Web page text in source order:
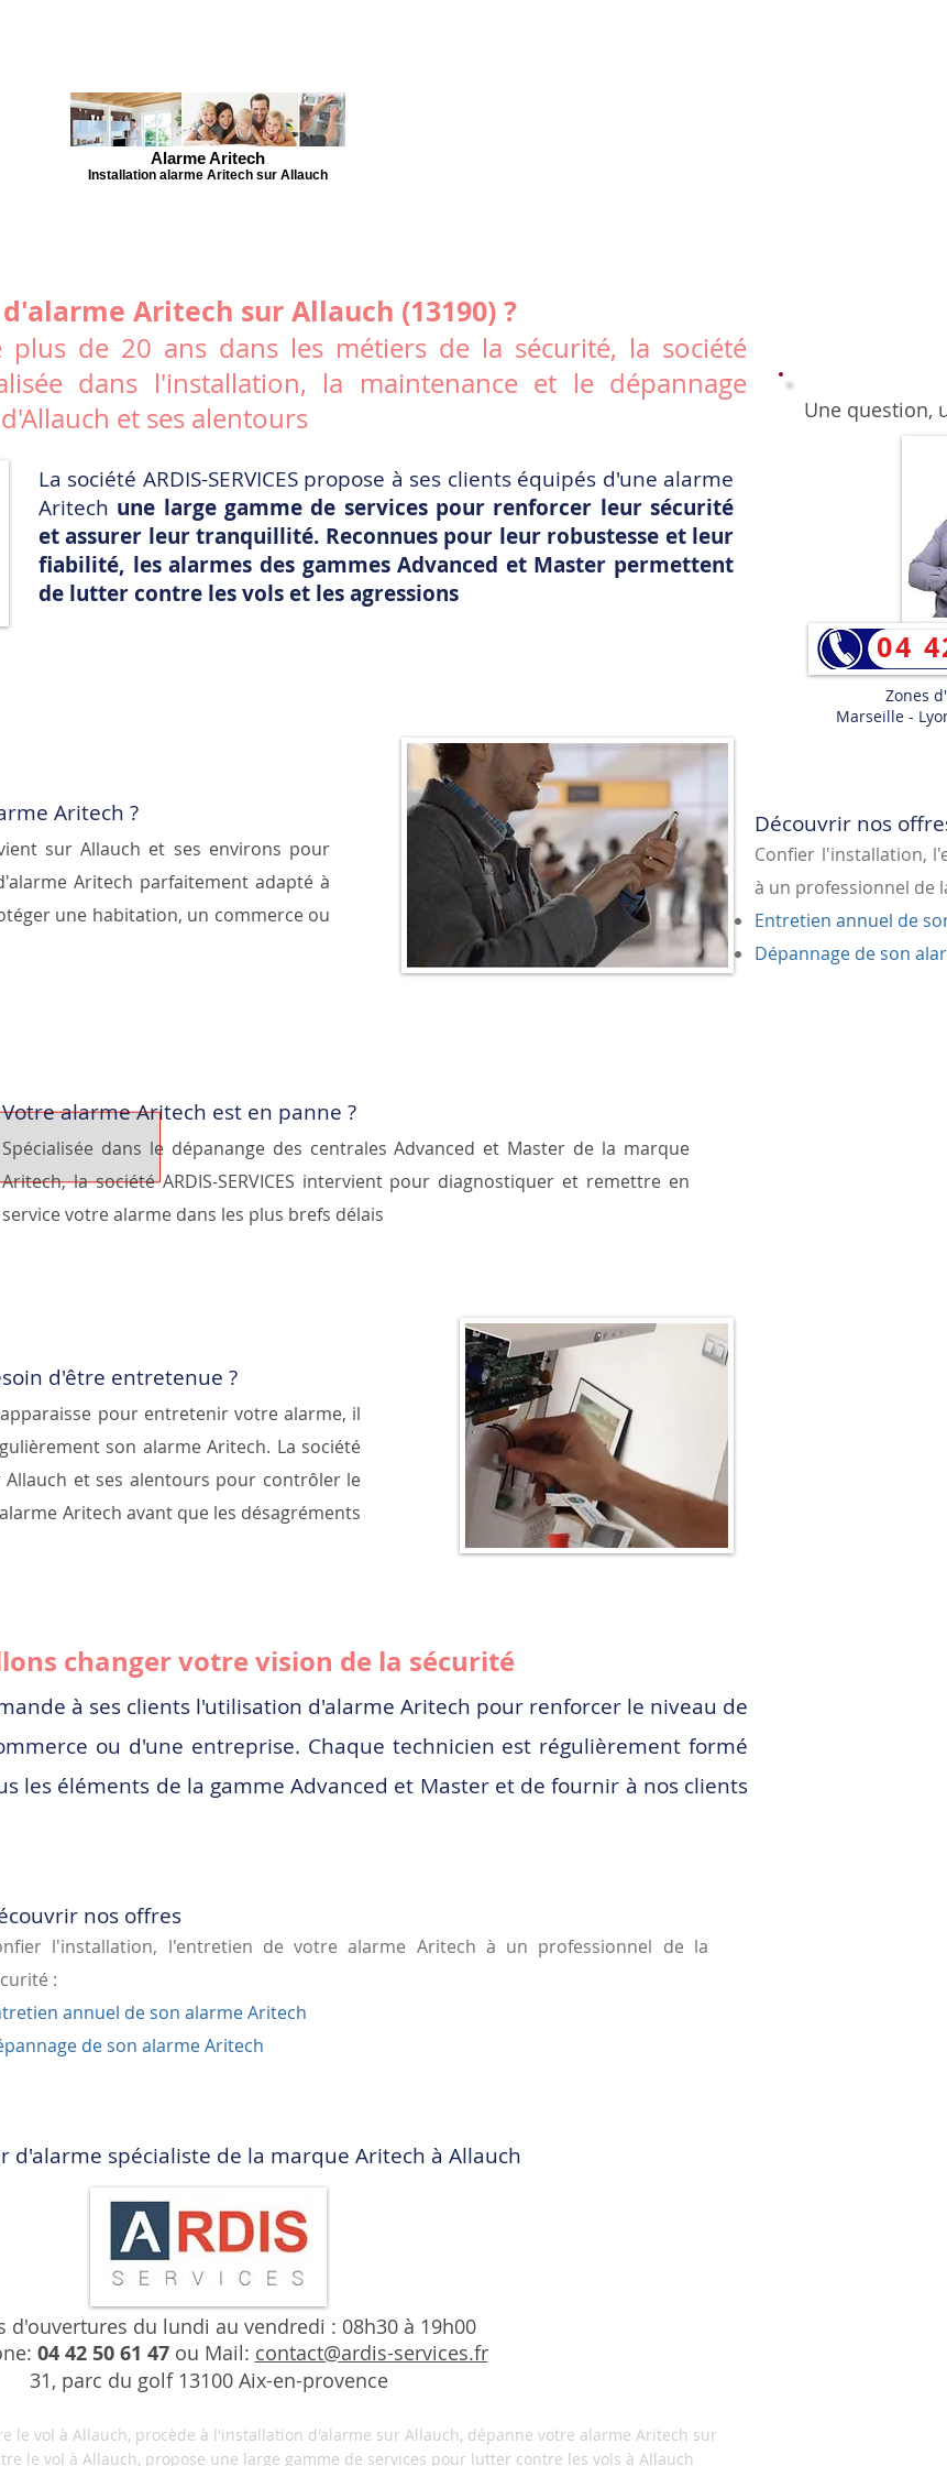
Alarme Aritech
Installation alarme Aritech sur Allauch
Aritech sur Allauch (13190) ?
plus de 20 ans dans les métiers de la sécurité, la société
dans l'installation, la maintenance et le dépannage
et ses alentours
La société ARDIS-SERVICES propose à ses clients équipés d'une alarme
Aritech une large gamme de services pour renforcer leur sécurité
et assurer leur tranquillité. Reconnues pour leur robustesse et leur
fiabilité, les alarmes des gammes Advanced et Master permettent
de lutter contre les vols et les agressions
Aritech ?
sur Allauch et ses environs pour
Aritech parfaitement adapté à
une habitation, un commerce ou
Votre alarme Aritech est en panne ?
Spécialisée dans le dépanange des centrales Advanced et Master de la marque
Aritech, la société ARDIS-SERVICES intervient pour diagnostiquer et remettre en
service votre alarme dans les plus brefs délais
d'être entretenue ?
pour entretenir votre alarme, il
son alarme Aritech. La société
Allauch et ses alentours pour contrôler le
Aritech avant que les désagréments
Une question,
04
Zones
Marseille -
Découvrir nos
​Confier l'installation,
à un professionnel de
Entretien annuel de
Dépannage de son
changer votre vision de la sécurité
à ses clients l'utilisation d'alarme Aritech pour renforcer le niveau de
ou d'une entreprise. Chaque technicien est régulièrement formé
les éléments de la gamme Advanced et Master et de fournir à nos clients
nos offres
l'installation, l'entretien de votre alarme Aritech à un professionnel de la
:
annuel de son alarme Aritech
de son alarme Aritech
d'alarme spécialiste de la marque Aritech à Allauch
d'ouvertures du lundi au vendredi : 08h30 à 19h00
04 42 50 61 47ou Mail: contact@ardis-services.fr
31, parc du golf 13100 Aix-en-provence
le vol à Allauch, procède à l'installation d'alarme sur Allauch, dépanne votre alarme Aritech sur
le vol à Allauch, propose une large gamme de services pour lutter contre les vols à Allauch